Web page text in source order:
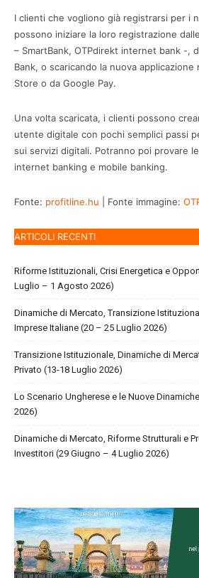
I clienti che vogliono già registrarsi per i
possono iniziare la loro registrazione
– SmartBank, OTPdirekt internet bank -,
Bank, o scaricando la nuova applicazione
Store o da Google Pay.
Una volta scaricata, i clienti possono
utente digitale con pochi semplici passi
sui servizi digitali. Potranno poi provare
internet banking e mobile banking.
Fonte: profitline.hu | Fonte immagine:
ARTICOLI RECENTI
Riforme Istituzionali, Crisi Energetica e
Luglio – 1 Agosto 2026)
Dinamiche di Mercato, Transizione
Imprese Italiane (20 – 25 Luglio 2026)
Transizione Istituzionale, Dinamiche di
Privato (13-18 Luglio 2026)
Lo Scenario Ungherese e le Nuove
2026)
Dinamiche di Mercato, Riforme Strutturali e
Investitori (29 Giugno – 4 Luglio 2026)